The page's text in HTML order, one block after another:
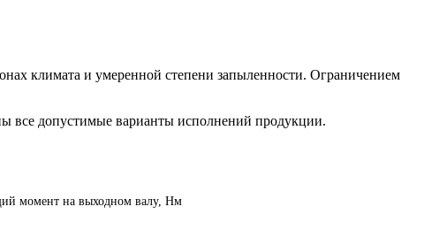
климата и умеренной степени запыленности. Ограничением
все допустимые варианты исполнений продукции.
момент на выходном валу, Нм